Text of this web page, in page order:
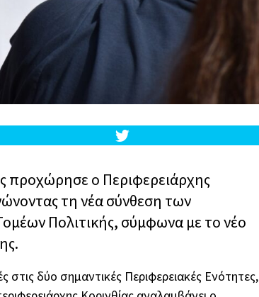
προχώρησε ο Περιφερειάρχης
τη νέα σύνθεση των
Πολιτικής, σύμφωνα με το νέο
δύο σημαντικές Περιφερειακές Ενότητες,